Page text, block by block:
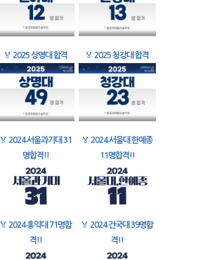
🏅 2025 상명대 합격 🏅 2025 청강대 합격
🏅 2024 서울과기대 31
명합격!!
🏅 2024 서울대 한예종
11명합격!!
🏅 2024 홍익대 71명합
격!!
🏅 2024 건국대 39명합
격!!